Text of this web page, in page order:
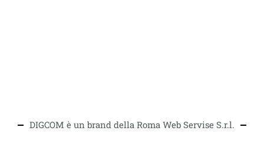
DIGCOM è un brand della Roma Web Servise S.r.l.